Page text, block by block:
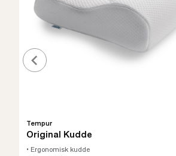
Tempur
Original Kudde
• Ergonomisk kudde